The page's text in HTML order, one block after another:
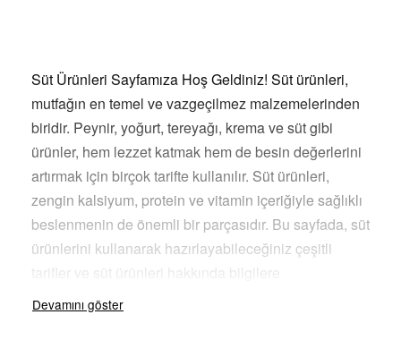
Süt Ürünleri Sayfamıza Hoş Geldiniz! Süt ürünleri,
mutfağın en temel ve vazgeçilmez malzemelerinden
biridir. Peynir, yoğurt, tereyağı, krema ve süt gibi
ürünler, hem lezzet katmak hem de besin değerlerini
artırmak için birçok tarifte kullanılır. Süt ürünleri,
zengin kalsiyum, protein ve vitamin içeriğiyle sağlıklı
beslenmenin de önemli bir parçasıdır. Bu sayfada, süt
ürünlerini kullanarak hazırlayabileceğiniz çeşitli
tarifler ve süt ürünleri hakkında bilgilere
ulaşabilirsiniz.